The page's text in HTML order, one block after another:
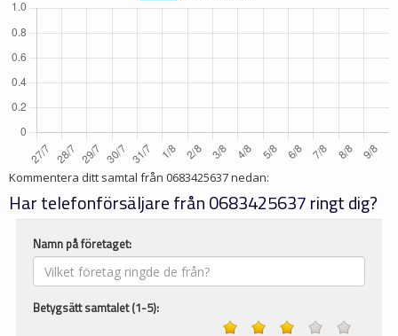
Kommentera ditt samtal från 0683425637nedan:
Har telefonförsäljare från 0683425637 ringt dig?
Namn på företaget:
Betygsätt samtalet (1-5):